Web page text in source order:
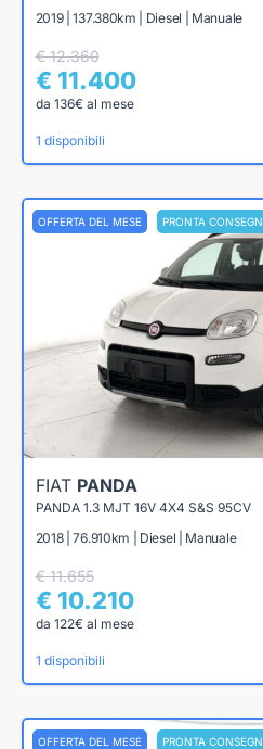
2019 | 137.380km | Diesel | Manuale
€ 12.360
€ 11.400
da 136€ al mese
1 disponibili
OFFERTA DEL MESE PRONTA
FIAT PANDA
PANDA 1.3 MJT 16V 4X4 S&S 95CV
2018 | 76.910km | Diesel | Manuale
€ 11.655
€ 10.210
da 122€ al mese
1 disponibili
OFFERTA DEL MESE PRONTA